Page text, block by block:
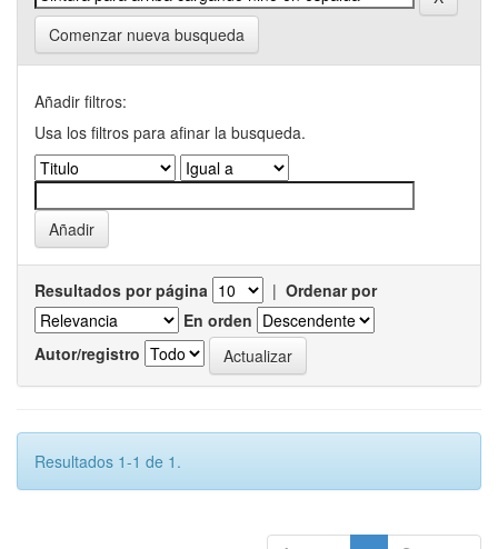
Comenzar nueva busqueda
Añadir filtros:
Usa los filtros para afinar la busqueda.
Resultados por página | Ordenar por
En orden
Autor/registro
Resultados 1-1 de 1.